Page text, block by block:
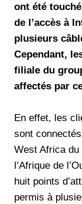
ont été
de l’accès à
plusieurs
Cependant,
filiale du
affectés par
En effet, les
sont
West Africa du
l’Afrique de
huit points
permis à